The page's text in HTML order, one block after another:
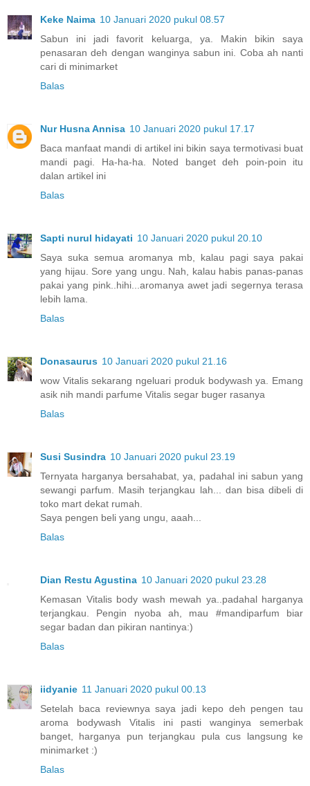
Keke Naima 10 Januari 2020 pukul 08.57
Sabun ini jadi favorit keluarga, ya. Makin bikin saya
penasaran deh dengan wanginya sabun ini. Coba ah nanti
cari di minimarket
Balas
Nur Husna Annisa 10 Januari 2020 pukul 17.17
Baca manfaat mandi di artikel ini bikin saya termotivasi buat
mandi pagi. Ha-ha-ha. Noted banget deh poin-poin itu
dalan artikel ini
Balas
Sapti nurul hidayati 10 Januari 2020 pukul 20.10
Saya suka semua aromanya mb, kalau pagi saya pakai
yang hijau. Sore yang ungu. Nah, kalau habis panas-panas
pakai yang pink..hihi...aromanya awet jadi segernya terasa
lebih lama.
Balas
Donasaurus 10 Januari 2020 pukul 21.16
wow Vitalis sekarang ngeluari produk bodywash ya. Emang
asik nih mandi parfume Vitalis segar buger rasanya
Balas
Susi Susindra 10 Januari 2020 pukul 23.19
Ternyata harganya bersahabat, ya, padahal ini sabun yang
sewangi parfum. Masih terjangkau lah... dan bisa dibeli di
toko mart dekat rumah.
Saya pengen beli yang ungu, aaah...
Balas
Dian Restu Agustina 10 Januari 2020 pukul 23.28
Kemasan Vitalis body wash mewah ya..padahal harganya
terjangkau. Pengin nyoba ah, mau #mandiparfum biar
segar badan dan pikiran nantinya:)
Balas
iidyanie 11 Januari 2020 pukul 00.13
Setelah baca reviewnya saya jadi kepo deh pengen tau
aroma bodywash Vitalis ini pasti wanginya semerbak
banget, harganya pun terjangkau pula cus langsung ke
minimarket :)
Balas